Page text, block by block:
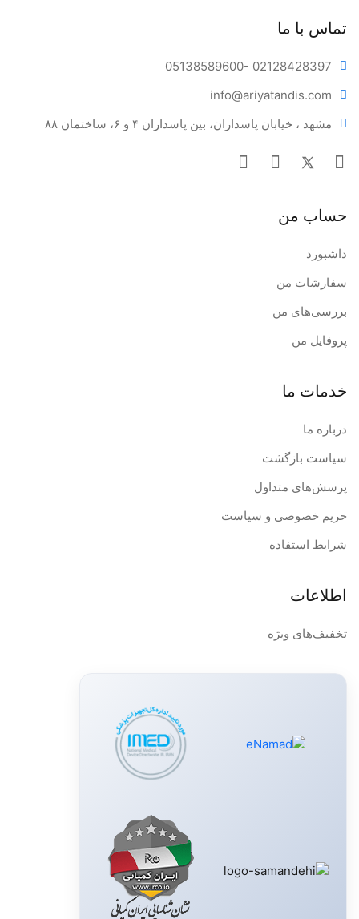
تماس با ما
05138589600- 02128428397
info@ariyatandis.com
مشهد ، خیابان پاسداران، بین پاسداران ۴ و ۶، ساختمان ۸۸
حساب من
داشبورد
سفارشات من
بررسی‌های من
پروفایل من
خدمات ما
درباره ما
سیاست بازگشت
پرسش‌های متداول
حریم خصوصی و سیاست
شرایط استفاده
اطلاعات
تخفیف‌های ویژه